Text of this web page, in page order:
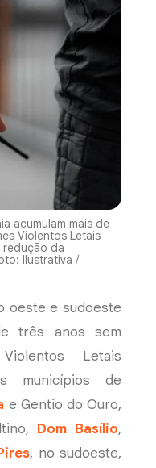
acumulam mais de
Violentos Letais
redução da
Ilustrativa /
oeste e sudoeste
três anos sem
Letais
municípios de
e Gentio do Ouro,
Dom Basílio,
, no sudoeste,